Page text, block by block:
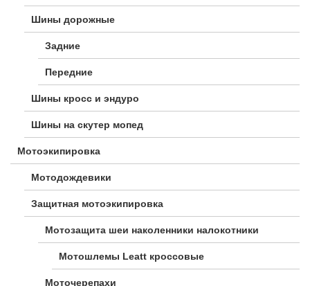
Шины дорожные
Задние
Передние
Шины кросс и эндуро
Шины на скутер мопед
Мотоэкипировка
Мотодождевики
Защитная мотоэкипировка
Мотозащита шеи наколенники налокотники
Мотошлемы Leatt кроссовые
Моточерепахи